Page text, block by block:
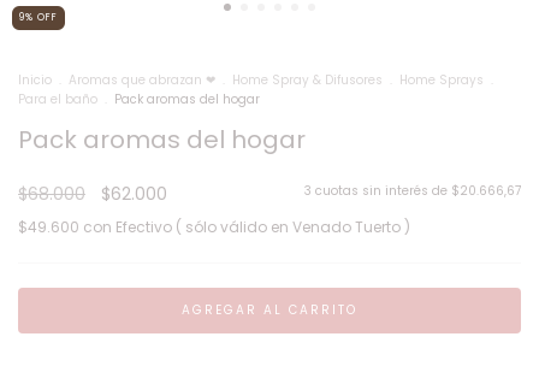
9% OFF
Inicio Aromas que abrazan ❤ Home Spray & Difusores Home Sprays
Para el baño
Pack aromas del hogar
Pack aromas del hogar
$68.000 $62.000 3 cuotas sin interés de $20.666,67
$49.600 con Efectivo ( sólo válido en Venado Tuerto )